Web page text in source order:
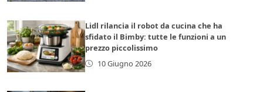
Lidl rilancia il robot da cucina che ha
sfidato il Bimby: tutte le funzioni a un
prezzo piccolissimo
10 Giugno 2026